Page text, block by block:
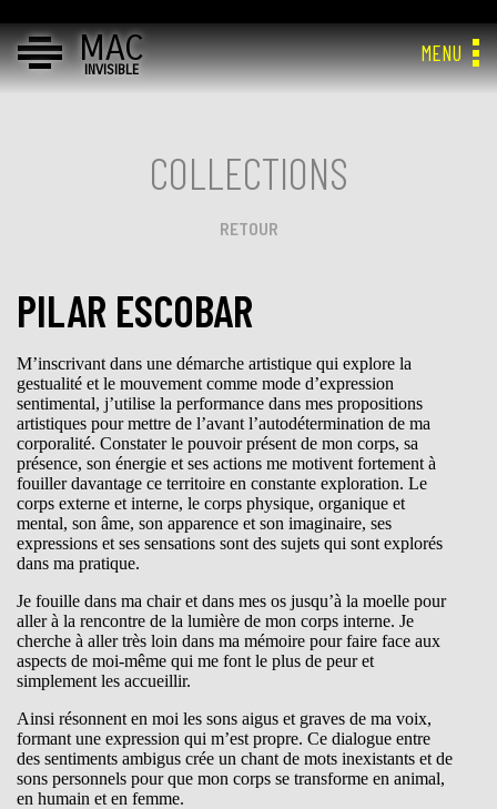
MAC
INVISIBLE
MENU
COLLECTIONS
RETOUR
PILAR ESCOBAR
M’inscrivant dans une démarche artistique qui explore la
gestualité et le mouvement comme mode d’expression
sentimental, j’utilise la performance dans mes propositions
artistiques pour mettre de l’avant l’autodétermination de ma
corporalité. Constater le pouvoir présent de mon corps, sa
présence, son énergie et ses actions me motivent fortement à
fouiller davantage ce territoire en constante exploration. Le
corps externe et interne, le corps physique, organique et
mental, son âme, son apparence et son imaginaire, ses
expressions et ses sensations sont des sujets qui sont explorés
dans ma pratique.
Je fouille dans ma chair et dans mes os jusqu’à la moelle pour
aller à la rencontre de la lumière de mon corps interne. Je
cherche à aller très loin dans ma mémoire pour faire face aux
aspects de moi-même qui me font le plus de peur et
simplement les accueillir.
Ainsi résonnent en moi les sons aigus et graves de ma voix,
formant une expression qui m’est propre. Ce dialogue entre
des sentiments ambigus crée un chant de mots inexistants et de
sons personnels pour que mon corps se transforme en animal,
en humain et en femme.